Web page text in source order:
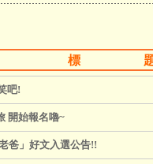
標
吧!
開始報名嚕~
爸」好文入選公告!!